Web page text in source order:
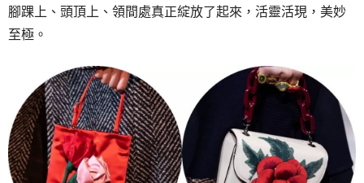
腳踝上、頭頂上、領間處真正綻放了起來，活靈活現，美妙
至極。